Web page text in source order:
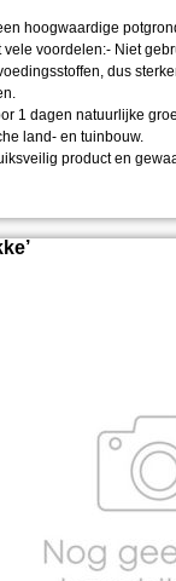
hoogwaardige
voordelen:- Niet
dus
1 dagen natuurlijke
land- en tuinbouw.
product en